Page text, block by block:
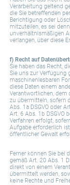
Verarbeitung geltend
die Sie betreffenden
Berichtigung oder
mitzuteilen, es sei
unverhältnismäßigen
verlangen, über diese
f) Recht auf
Sie haben das Recht,
Sie uns zur Verfügung
maschinenlesbaren
diese Daten einem
Verantwortlichen, dem
zu übermitteln, sofern
Abs. 1a DSGVO oder
Art. 6 Abs. 1b DSGVO
Verfahren erfolgt,
Aufgabe erforderlich
öffentlicher Gewalt
Ferner können Sie bei
gemäß Art. 20 Abs. 1
direkt von einem
übermittelt werden,
keine Rechte und